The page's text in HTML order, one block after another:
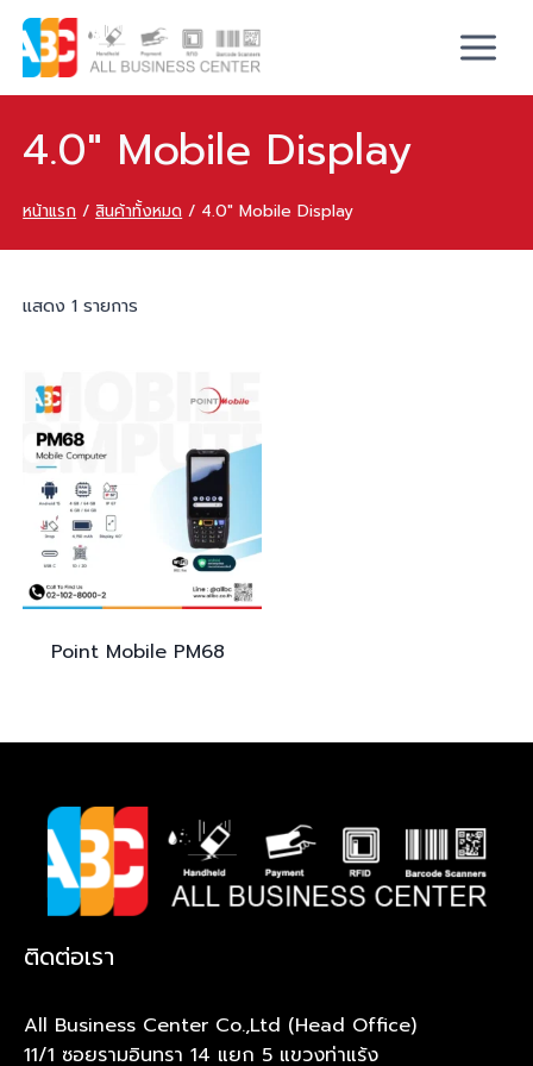
4.0" Mobile Display
หน้าแรก / สินค้าทั้งหมด / 4.0" Mobile Display
แสดง 1 รายการ
Point Mobile PM68
ติดต่อเรา
All Business Center Co.,Ltd (Head Office)
11/1 ซอยรามอินทรา 14 แยก 5 แขวงท่าแร้ง